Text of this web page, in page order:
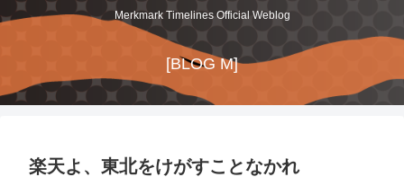
Merkmark Timelines Official Weblog
[BLOG M]
楽天よ、東北をけがすことなかれ